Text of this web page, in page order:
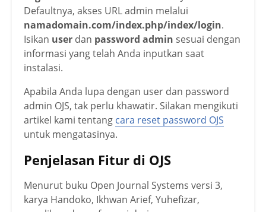
Defaultnya, akses URL admin melalui
namadomain.com/index.php/index/login.
Isikan user dan password admin sesuai dengan
informasi yang telah Anda inputkan saat
instalasi.
Apabila Anda lupa dengan user dan password
admin OJS, tak perlu khawatir. Silakan mengikuti
artikel kami tentang cara reset password OJS
untuk mengatasinya.
Penjelasan Fitur di OJS
Menurut buku Open Journal Systems versi 3,
karya Handoko, Ikhwan Arief, Yuhefizar,